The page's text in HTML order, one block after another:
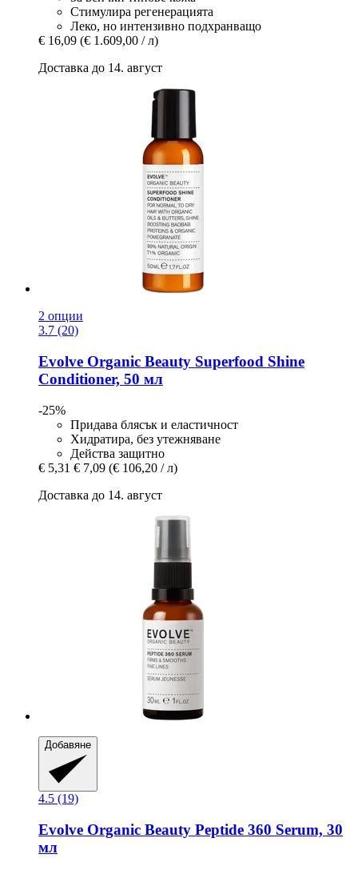
Стимулира регенерацията
Леко, но интензивно подхранващо
€ 16,09 (€ 1.609,00 / л)
Доставка до 14. август
2 опции
3.7 (20)
Evolve Organic Beauty Superfood Shine
Conditioner, 50 мл
-25%
Придава блясък и еластичност
Хидратира, без утежняване
Действа защитно
€ 5,31 € 7,09 (€ 106,20 / л)
Доставка до 14. август
Добавяне
4.5 (19)
Evolve Organic Beauty Peptide 360 Serum, 30
мл